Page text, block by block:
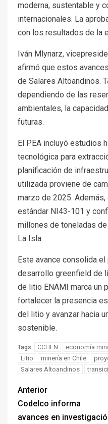
moderna, sustentable y
internacionales. La
con los resultados de la
Iván Mlynarz,
afirmó que estos
de Salares Altoandinos.
dependiendo de las
ambientales, la
futuras.
El PEA incluyó estudios
tecnológica para
planificación de
utilizada proviene de
marzo de 2025.
estándar NI43-101 y
millones de toneladas
La Isla.
Este avance consolida
desarrollo greenfield de
de litio ENAMI marca un
fortalecer la presencia
del litio y avanzar hacia
sostenible.
Tags: CCHEN economía
Litio
minería en Chile
Salares Altoandinos
Anterior
Codelco informa
avances en